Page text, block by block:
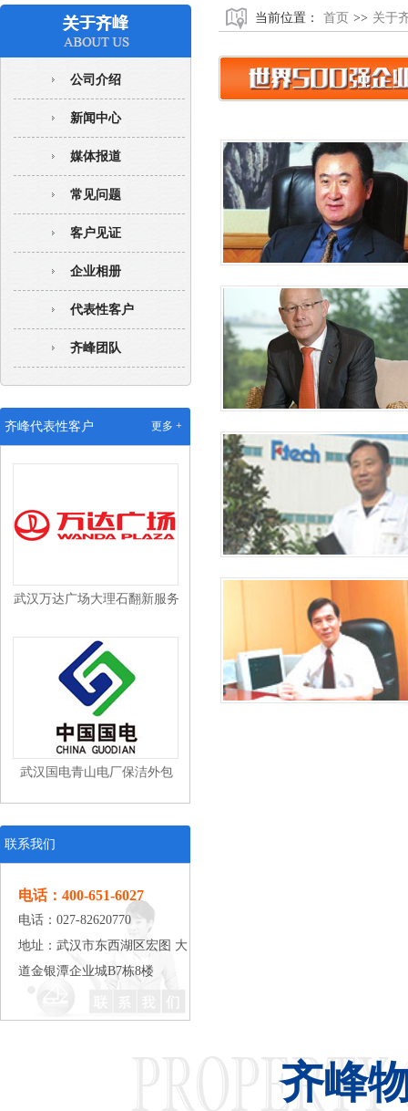
公司介绍
新闻中心
媒体报道
常见问题
客户见证
企业相册
代表性客户
齐峰团队
齐峰代表性客户 更多 +
武汉沃尔玛配送中心保洁外包
武汉万达广场大理石翻新服务
武汉国电青山电厂保洁外包
武汉东风本田汽车有限公司工
业清洁
联系我们
电话：400-651-6027
电话：027-82620770
地址：武汉市东西湖区宏图 大
道金银潭企业城B7栋8楼
当前位置： 首页 >> 关于
齐峰